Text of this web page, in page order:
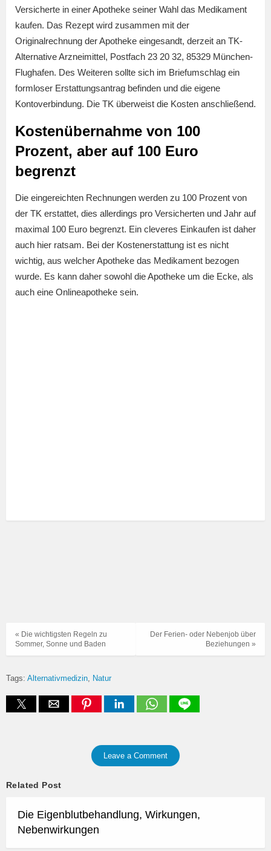
Versicherte in einer Apotheke seiner Wahl das Medikament
kaufen. Das Rezept wird zusammen mit der
Originalrechnung der Apotheke eingesandt, derzeit an TK-
Alternative Arzneimittel, Postfach 23 20 32, 85329 München-
Flughafen. Des Weiteren sollte sich im Briefumschlag ein
formloser Erstattungsantrag befinden und die eigene
Kontoverbindung. Die TK überweist die Kosten anschließend.
Kostenübernahme von 100
Prozent, aber auf 100 Euro
begrenzt
Die eingereichten Rechnungen werden zu 100 Prozent von
der TK erstattet, dies allerdings pro Versicherten und Jahr auf
maximal 100 Euro begrenzt. Ein cleveres Einkaufen ist daher
auch hier ratsam. Bei der Kostenerstattung ist es nicht
wichtig, aus welcher Apotheke das Medikament bezogen
wurde. Es kann daher sowohl die Apotheke um die Ecke, als
auch eine Onlineapotheke sein.
Der Ferien- oder Nebenjob über
Beziehungen »
« Die wichtigsten Regeln zu
Sommer, Sonne und Baden
Tags: Alternativmedizin Natur
Leave a Comment
Related Post
Die Eigenblutbehandlung, Wirkungen,
Nebenwirkungen